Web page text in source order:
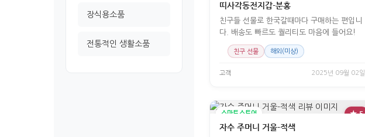
장식용소품
전통적인 생활소품
띠사각동전지갑-분홍
친구들 선물로 한국갈때마다 구매하는 편입니
다. 배송도 빠르도 퀄리티도 마음에 들어요!
친구 선물 해외(미상)
고객 2025년 09월 02일
스마트스토어 ★ 5
자수 주머니 거울-적색